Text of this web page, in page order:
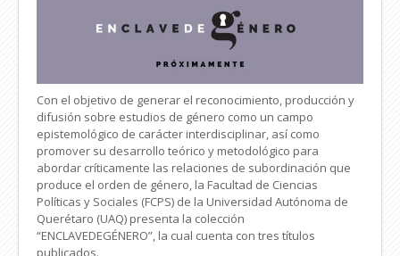
Con el objetivo de generar el reconocimiento, producción y
difusión sobre estudios de género como un campo
epistemológico de carácter interdisciplinar, así como
promover su desarrollo teórico y metodológico para
abordar críticamente las relaciones de subordinación que
produce el orden de género, la Facultad de Ciencias
Políticas y Sociales (FCPS) de la Universidad Autónoma de
Querétaro (UAQ) presenta la colección
“ENCLAVEDEGÉNERO”, la cual cuenta con tres títulos
publicados.